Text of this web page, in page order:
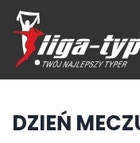
Przejdź
hdo
treści
DZIEŃ